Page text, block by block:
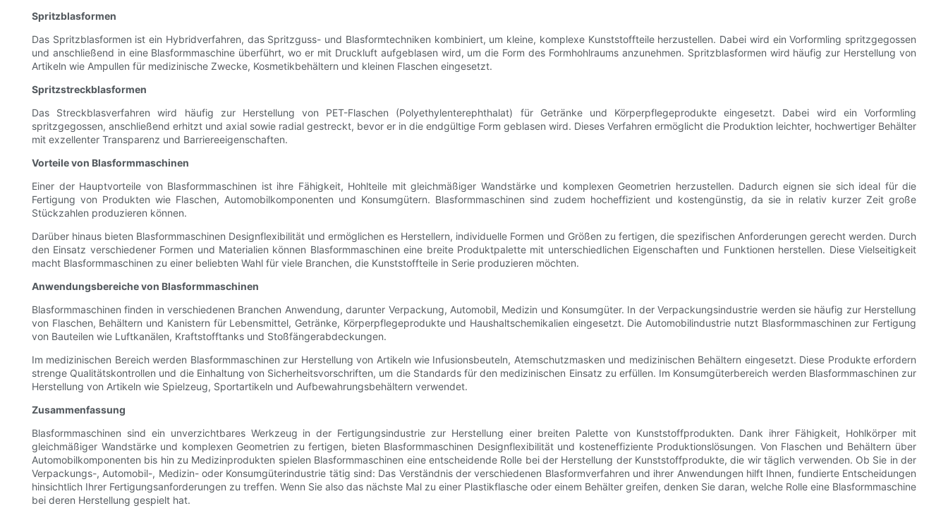
Spritzblasformen
Das Spritzblasformen ist ein Hybridverfahren, das Spritzguss- und Blasformtechniken kombiniert, um kleine, komplexe Kunststoffteile herzustellen. Dabei wird ein Vorformling spritzgegossen
und anschließend in eine Blasformmaschine überführt, wo er mit Druckluft aufgeblasen wird, um die Form des Formhohlraums anzunehmen. Spritzblasformen wird häufig zur Herstellung von
Artikeln wie Ampullen für medizinische Zwecke, Kosmetikbehältern und kleinen Flaschen eingesetzt.
Spritzstreckblasformen
Das Streckblasverfahren wird häufig zur Herstellung von PET-Flaschen (Polyethylenterephthalat) für Getränke und Körperpflegeprodukte eingesetzt. Dabei wird ein Vorformling
spritzgegossen, anschließend erhitzt und axial sowie radial gestreckt, bevor er in die endgültige Form geblasen wird. Dieses Verfahren ermöglicht die Produktion leichter, hochwertiger Behälter
mit exzellenter Transparenz und Barriereeigenschaften.
Vorteile von Blasformmaschinen
Einer der Hauptvorteile von Blasformmaschinen ist ihre Fähigkeit, Hohlteile mit gleichmäßiger Wandstärke und komplexen Geometrien herzustellen. Dadurch eignen sie sich ideal für die
Fertigung von Produkten wie Flaschen, Automobilkomponenten und Konsumgütern. Blasformmaschinen sind zudem hocheffizient und kostengünstig, da sie in relativ kurzer Zeit große
Stückzahlen produzieren können.
Darüber hinaus bieten Blasformmaschinen Designflexibilität und ermöglichen es Herstellern, individuelle Formen und Größen zu fertigen, die spezifischen Anforderungen gerecht werden. Durch
den Einsatz verschiedener Formen und Materialien können Blasformmaschinen eine breite Produktpalette mit unterschiedlichen Eigenschaften und Funktionen herstellen. Diese Vielseitigkeit
macht Blasformmaschinen zu einer beliebten Wahl für viele Branchen, die Kunststoffteile in Serie produzieren möchten.
Anwendungsbereiche von Blasformmaschinen
Blasformmaschinen finden in verschiedenen Branchen Anwendung, darunter Verpackung, Automobil, Medizin und Konsumgüter. In der Verpackungsindustrie werden sie häufig zur Herstellung
von Flaschen, Behältern und Kanistern für Lebensmittel, Getränke, Körperpflegeprodukte und Haushaltschemikalien eingesetzt. Die Automobilindustrie nutzt Blasformmaschinen zur Fertigung
von Bauteilen wie Luftkanälen, Kraftstofftanks und Stoßfängerabdeckungen.
Im medizinischen Bereich werden Blasformmaschinen zur Herstellung von Artikeln wie Infusionsbeuteln, Atemschutzmasken und medizinischen Behältern eingesetzt. Diese Produkte erfordern
strenge Qualitätskontrollen und die Einhaltung von Sicherheitsvorschriften, um die Standards für den medizinischen Einsatz zu erfüllen. Im Konsumgüterbereich werden Blasformmaschinen zur
Herstellung von Artikeln wie Spielzeug, Sportartikeln und Aufbewahrungsbehältern verwendet.
Zusammenfassung
Blasformmaschinen sind ein unverzichtbares Werkzeug in der Fertigungsindustrie zur Herstellung einer breiten Palette von Kunststoffprodukten. Dank ihrer Fähigkeit, Hohlkörper mit
gleichmäßiger Wandstärke und komplexen Geometrien zu fertigen, bieten Blasformmaschinen Designflexibilität und kosteneffiziente Produktionslösungen. Von Flaschen und Behältern über
Automobilkomponenten bis hin zu Medizinprodukten spielen Blasformmaschinen eine entscheidende Rolle bei der Herstellung der Kunststoffprodukte, die wir täglich verwenden. Ob Sie in der
Verpackungs-, Automobil-, Medizin- oder Konsumgüterindustrie tätig sind: Das Verständnis der verschiedenen Blasformverfahren und ihrer Anwendungen hilft Ihnen, fundierte Entscheidungen
hinsichtlich Ihrer Fertigungsanforderungen zu treffen. Wenn Sie also das nächste Mal zu einer Plastikflasche oder einem Behälter greifen, denken Sie daran, welche Rolle eine Blasformmaschine
bei deren Herstellung gespielt hat.